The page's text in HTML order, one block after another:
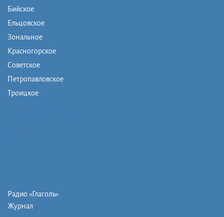
Бийское
Ельцовское
Зональное
Красногорское
Советское
Петропавловское
Троицкое
Радио «Глаголъ»
Журнал